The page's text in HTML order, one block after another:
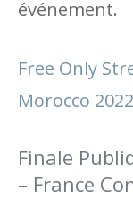
événement.
Free Only
Morocco 2022
Finale
– France